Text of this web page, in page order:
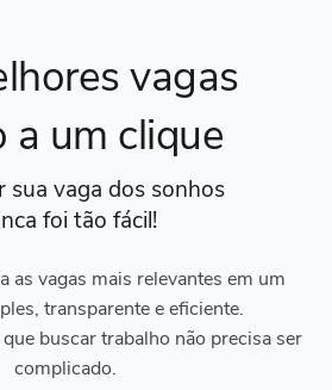
vagas
a um clique
sua vaga dos sonhos
foi tão fácil!
as vagas mais relevantes em um
transparente e eficiente.
buscar trabalho não precisa ser
complicado.